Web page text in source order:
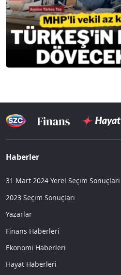
Haberler
31 Mart 2024 Yerel Seçim Sonuçları
2023 Seçim Sonuçları
Yazarlar
Finans Haberleri
Ekonomi Haberleri
Hayat Haberleri